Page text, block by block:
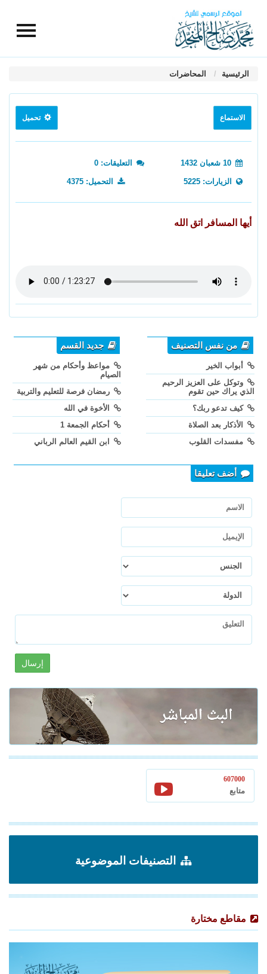
الرئيسية المحاضرات
الاستماع تحميل
التعليقات: 0
الزيارات: 5225 التحميل: 4375
أيها المسافر اتق الله
من نفس التصنيف
أبواب الخير
وتوكل على العزيز الرحيم
الذي يراك حين تقوم
كيف تدعو ربك؟
الأذكار بعد الصلاة
مفسدات القلوب
جديد القسم
مواعظ وأحكام من شهر
الصيام
رمضان فرصة للتعليم والتربية
الأخوة في الله
أحكام الجمعة 1
ابن القيم العالم الرباني
أضف تعليقا
إرسال
607000
متابع
التصنيفات الموضوعية
مقاطع مختارة